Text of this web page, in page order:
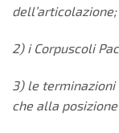
dell’articolazione;
2) i Corpuscoli
3) le terminazioni
che alla posizione